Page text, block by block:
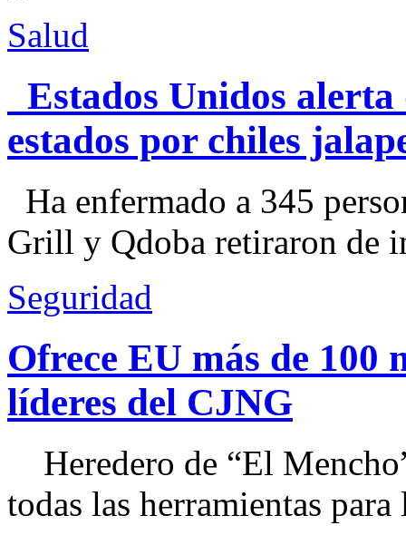
Salud
Estados Unidos alerta
estados por chiles
Ha enfermado a 345
Grill y Qdoba retiraron de
Seguridad
Ofrece EU más de 100
líderes del CJNG
Heredero de “El
todas las herramientas